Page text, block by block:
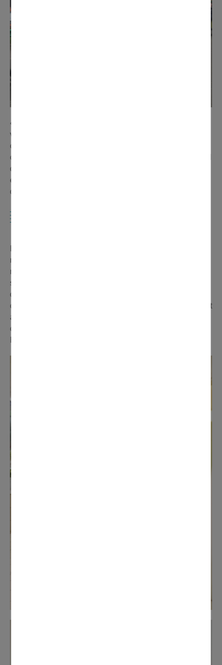
« La réalisation du char de l'association a duré une
vingtaine d'heures. À cela s'ajoute le temps passé à la
création des tapis de fleurs, des corbeilles et de nos
costumes. Nous avons travaillé en petits groupes au local
de l'association, mais également chez nous. Le carnaval
est une véritable institution et le COS y participe depuis
de nombreuses années ».
municipal le 25 mars, avec un arrêt spécialement pour
nos retraités, la Résidence Hélène Moutet a proposé à
ses seniors de célébrer son propre Carnaval, le 9 mars
dernier. Déguisements, chants, danses et dégustation de
crêpes faites maison, les 70 convives ont particulièrement
apprécié ce rendez-vous festif animé par le groupe « Les
c’est nous », composé de résidents d’ARPAVIE de